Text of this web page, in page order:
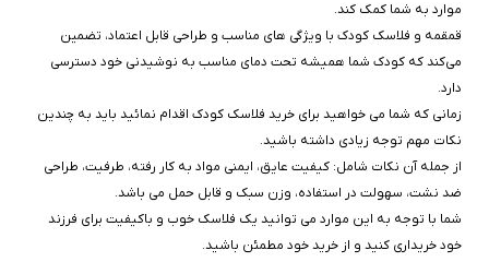
موارد به شما کمک کند.
قمقمه و فلاسک کودک با ویژگی های مناسب و طراحی قابل اعتماد، تضمین
می‌کند که کودک شما همیشه تحت دمای مناسب به نوشیدنی خود دسترسی
دارد.
زمانی که شما می خواهید برای خرید فلاسک کودک اقدام نمائید باید به چندین
نکات مهم توجه زیادی داشته باشید.
از جمله آن نکات شامل: کیفیت عایق، ایمنی مواد به کار رفته، طرفیت، طراحی
ضد نشت، سهولت در استفاده، وزن سبک و قابل حمل می باشد.
شما با توجه به این موارد می توانید یک فلاسک خوب و باکیفیت برای فرزند
خود خریداری کنید و از خرید خود مطمئن باشید.